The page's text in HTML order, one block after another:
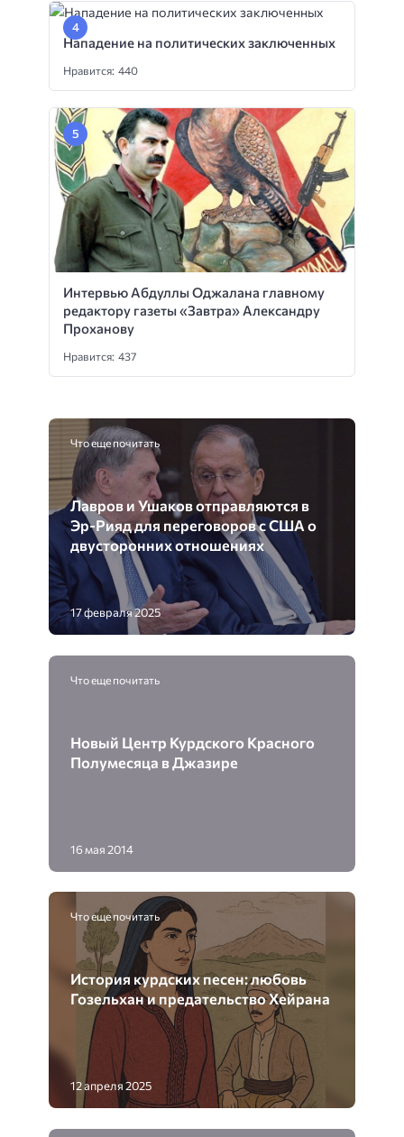
Нападение на политических заключенных
Нравится: 440
Интервью Абдуллы Оджалана главному
редактору газеты «Завтра» Александру
Проханову
Нравится: 437
Что еще почитать
Лавров и Ушаков отправляются в
Эр-Рияд для переговоров с США о
двусторонних отношениях
17 февраля 2025
Что еще почитать
Новый Центр Курдского Красного
Полумесяца в Джазире
16 мая 2014
Что еще почитать
История курдских песен: любовь
Гозельхан и предательство Хейрана
12 апреля 2025